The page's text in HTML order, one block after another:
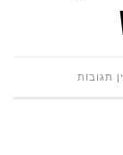
תגובות